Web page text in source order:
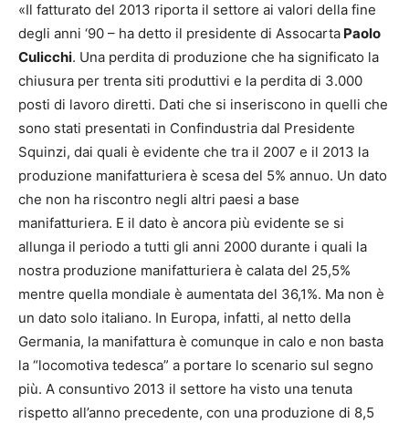
«Il fatturato del 2013 riporta il settore ai valori della fine
degli anni ‘90 – ha detto il presidente di Assocarta Paolo
Culicchi. Una perdita di produzione che ha significato la
chiusura per trenta siti produttivi e la perdita di 3.000
posti di lavoro diretti. Dati che si inseriscono in quelli che
sono stati presentati in Confindustria dal Presidente
Squinzi, dai quali è evidente che tra il 2007 e il 2013 la
produzione manifatturiera è scesa del 5% annuo. Un dato
che non ha riscontro negli altri paesi a base
manifatturiera. E il dato è ancora più evidente se si
allunga il periodo a tutti gli anni 2000 durante i quali la
nostra produzione manifatturiera è calata del 25,5%
mentre quella mondiale è aumentata del 36,1%. Ma non è
un dato solo italiano. In Europa, infatti, al netto della
Germania, la manifattura è comunque in calo e non basta
la “locomotiva tedesca” a portare lo scenario sul segno
più. A consuntivo 2013 il settore ha visto una tenuta
rispetto all’anno precedente, con una produzione di 8,5